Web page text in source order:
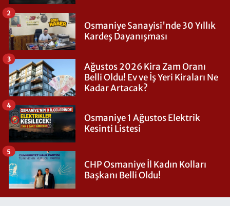
Osmaniye Sanayisi'nde 30 Yıllık
Kardeş Dayanışması
2
Ağustos 2026 Kira Zam Oranı
Belli Oldu! Ev ve İş Yeri Kiraları Ne
Kadar Artacak?
3
Osmaniye 1 Ağustos Elektrik
Kesinti Listesi
4
CHP Osmaniye İl Kadın Kolları
Başkanı Belli Oldu!
5